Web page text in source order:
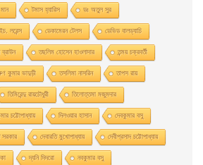
টমাস হ্যারিস ডঃ অতুল সুর
লরেন্স ডেকামেরন টেলস ডেভিড বালড্যাচি
ব্রাউন তছলিম হোসেন হাওলাদার তন্ময় চক্রবর্তী
কুমার ভাদুড়ী তসলিমা নাসরিন তাপস রায়
তিমিরেন্দু রায়চৌধুরী তিলোত্তমা মজুমদার
চট্টোপাধ্যায় দিলওয়ার হাসান দেবকুমার বসু
সরকার দেবারতি মুখােপাধ্যায় দেবীপ্রসাদ চট্টোপাধ্যায়
দ্যনি দিদরো নবকুমার বসু